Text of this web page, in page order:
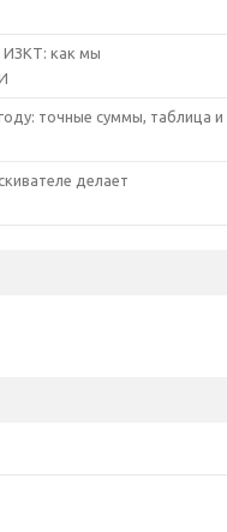
ИЗКТ: как мы
точные суммы, таблица и
делает